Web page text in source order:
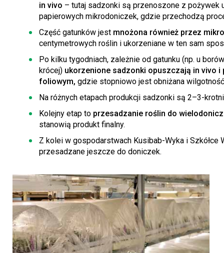
in vivo – tutaj sadzonki są przenoszone z pożywek
papierowych mikrodoniczek, gdzie przechodzą
Część gatunków jest mnożona również przez
centymetrowych roślin i ukorzeniane w ten sam
Po kilku tygodniach, zależnie od gatunku (np. u
krócej) ukorzenione sadzonki opuszczają in vivo
foliowym, gdzie stopniowo jest obniżana
Na różnych etapach produkcji sadzonki są 2–3-
Kolejny etap to przesadzanie roślin do
stanowią produkt finalny.
Z kolei w gospodarstwach Kusibab-Wyka i Szkółce
przesadzane jeszcze do doniczek.